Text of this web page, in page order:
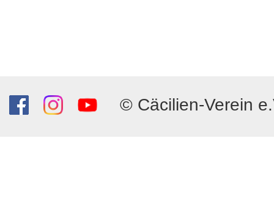
© Cäcilien-Verein